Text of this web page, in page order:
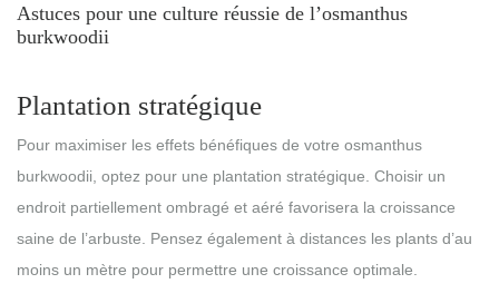
Astuces pour une culture réussie de l’osmanthus
burkwoodii
Plantation stratégique
Pour maximiser les effets bénéfiques de votre osmanthus
burkwoodii, optez pour une plantation stratégique. Choisir un
endroit partiellement ombragé et aéré favorisera la croissance
saine de l’arbuste. Pensez également à distances les plants d’au
moins un mètre pour permettre une croissance optimale.